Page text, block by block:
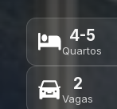
4-5
Quartos
2
Vagas